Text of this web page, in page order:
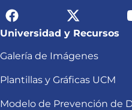
Universidad y Recursos
Galería de Imágenes
Plantillas y Gráficas UCM
Modelo de Prevención de